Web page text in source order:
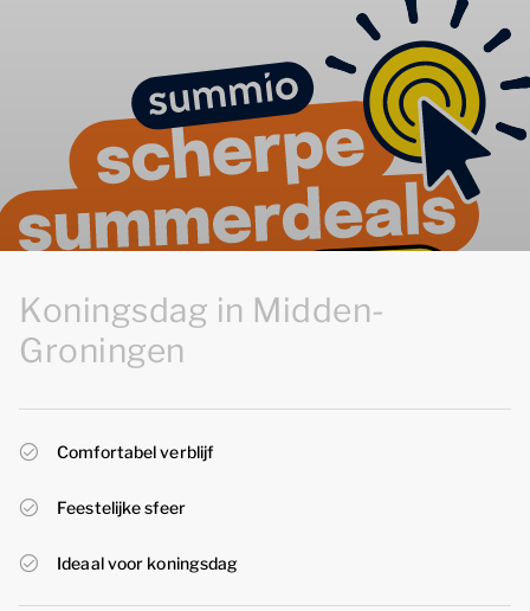
Koningsdag in Midden-
Groningen
Comfortabel verblijf
Feestelijke sfeer
Ideaal voor koningsdag